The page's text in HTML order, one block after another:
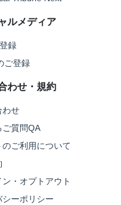
ルメディア
録
ご登録
わせ・規約
わせ
ご質問QA
のご利用について
ン・オプトアウト
シーポリシー